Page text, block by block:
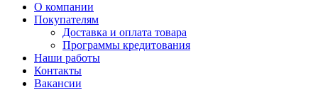
О компании
Покупателям
Доставка и оплата товара
Программы кредитования
Наши работы
Контакты
Вакансии